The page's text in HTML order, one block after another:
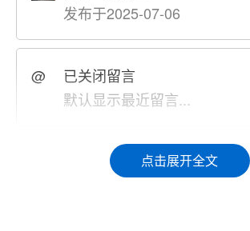
发布于2025-07-06
@
已关闭留言
默认显示最近留言...
说起来咱孔奇力这小子，那可真是咱
股清流。这小子长得人高马大，一笑
点击展开全文